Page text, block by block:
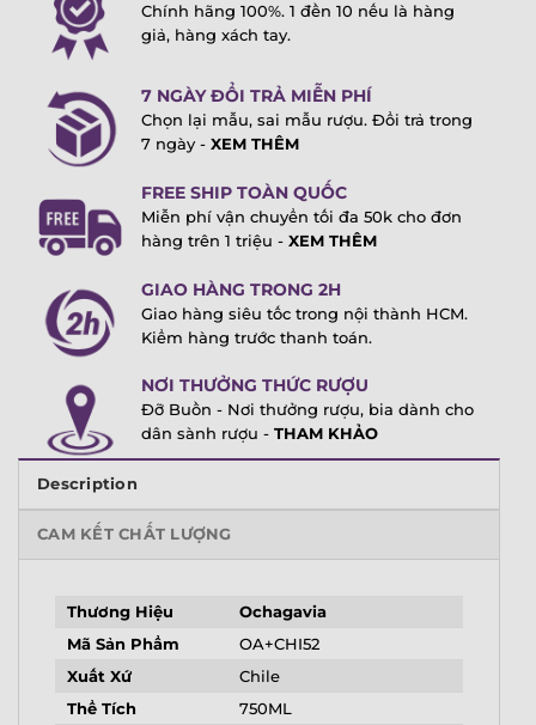
Chính hãng 100%. 1 đền 10 nếu là hàng
giả, hàng xách tay.
7 NGÀY ĐỔI TRẢ MIỄN PHÍ
Chọn lại mẫu, sai mẫu rượu. Đổi trả trong
7 ngày - XEM THÊM
FREE SHIP TOÀN QUỐC
Miễn phí vận chuyển tối đa 50k cho đơn
hàng trên 1 triệu - XEM THÊM
GIAO HÀNG TRONG 2H
Giao hàng siêu tốc trong nội thành HCM.
Kiểm hàng trước thanh toán.
NƠI THƯỞNG THỨC RƯỢU
Đỡ Buồn - Nơi thưởng rượu, bia dành cho
dân sành rượu - THAM KHẢO
Description
CAM KẾT CHẤT LƯỢNG
Thương Hiệu
Ochagavia
Mã Sản Phẩm
OA+CHI52
Xuất Xứ
Chile
Thể Tích
750ML